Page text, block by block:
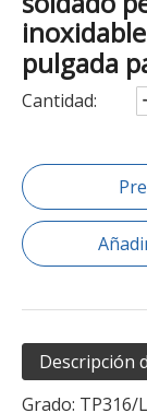
pulgada
Cantidad:
Descripción
Grado: TP316/